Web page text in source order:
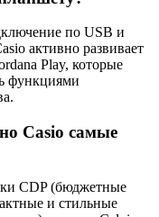
по USB и
активно развивает
Play, которые
функциями
Casio самые
CDP (бюджетные
и стильные